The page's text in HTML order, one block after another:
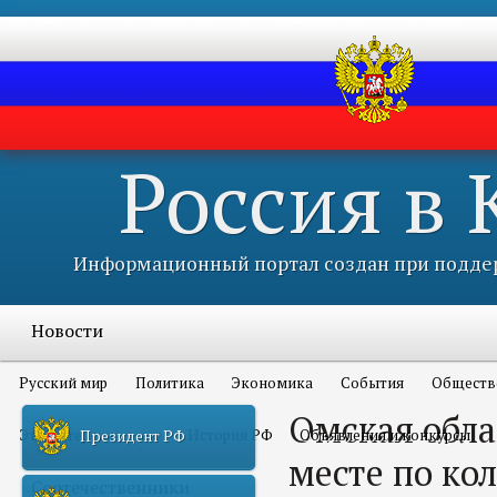
Россия в
Информационный портал создан при
Новости
Русский мир Политика Экономика События
Это интересно всем История РФ Объявления и конкурсы
Соотечественники
Президент РФ
Омская
месте по